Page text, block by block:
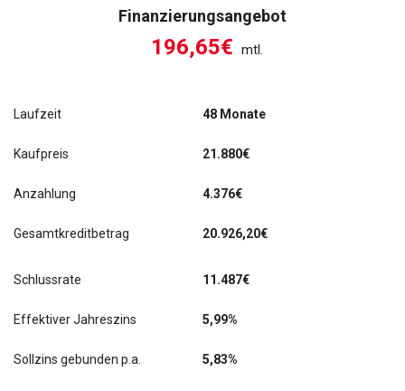
Finanzierungsangebot
196,65€ mtl.
Laufzeit 48 Monate
Kaufpreis 21.880€
Anzahlung 4.376€
Gesamtkreditbetrag 20.926,20€
Schlussrate 11.487€
Effektiver Jahreszins 5,99%
Sollzins gebunden p.a. 5,83%